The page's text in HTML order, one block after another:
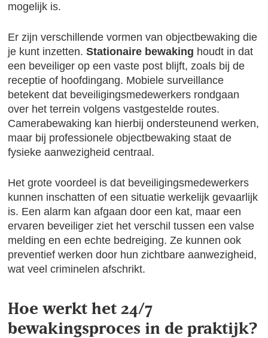
mogelijk is.
Er zijn verschillende vormen van objectbewaking die
je kunt inzetten.Stationaire bewaking houdt in dat
een beveiliger op een vaste post blijft, zoals bij de
receptie of hoofdingang. Mobiele surveillance
betekent dat beveiligingsmedewerkers rondgaan
over het terrein volgens vastgestelde routes.
Camerabewaking kan hierbij ondersteunend werken,
maar bij professionele objectbewaking staat de
fysieke aanwezigheid centraal.
Het grote voordeel is dat beveiligingsmedewerkers
kunnen inschatten of een situatie werkelijk gevaarlijk
is. Een alarm kan afgaan door een kat, maar een
ervaren beveiliger ziet het verschil tussen een valse
melding en een echte bedreiging. Ze kunnen ook
preventief werken door hun zichtbare aanwezigheid,
wat veel criminelen afschrikt.
Hoe werkt het 24/7
bewakingsproces in de praktijk?